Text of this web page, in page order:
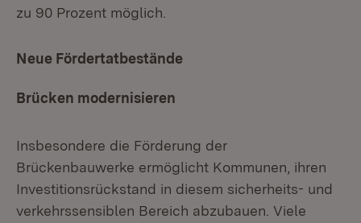
zu 90 Prozent möglich.
Neue Fördertatbestände
Brücken modernisieren
Insbesondere die Förderung der
Brückenbauwerke ermöglicht Kommunen, ihren
Investitionsrückstand in diesem sicherheits- und
verkehrssensiblen Bereich abzubauen. Viele